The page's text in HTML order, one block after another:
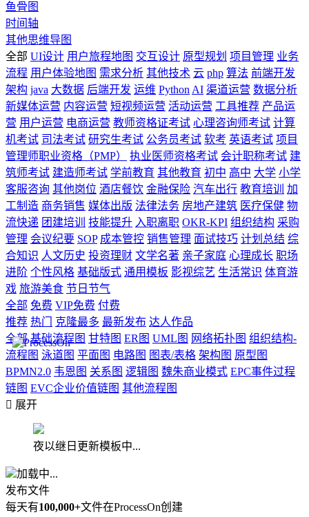
鱼骨图
时间轴
其他思维导图
全部 UI设计 用户旅程地图 交互设计 原型规划 项目管理 业务
流程 用户体验地图 需求分析 其他技术 云 php 算法 前端开发
架构 java 大数据 后端开发 运维 Python AI 渠道运营 数据分析
新媒体运营 内容运营 短视频运营 活动运营 工具推荐 产品运
营 用户运营 电商运营 教师资格证考试 心理咨询师考试 计算
机考试 司法考试 研究生考试 公务员考试 软考 英语考试 项目
管理师职业资格（PMP）
执业医师资格考试 会计职称考试 建
筑师考试 建造师考试 学前教育 其他教育 初中 高中 大学 小学
客服咨询 其他岗位 酒店餐饮 金融保险 汽车出行 教育培训
加
工制造 商务销售 媒体出版 法律法务 房地产建筑 医疗保健 物
流快递 团建培训 技能提升 入职离职 OKR-KPI 组织结构 采购
管理 会议纪要 SOP 成本管控 销售管理 面试技巧 计划总结 综
合知识 人文历史 投资理财 文学名著 亲子家庭 心理成长 职场
进阶 个性风格 基础版式 通用模板 影视综艺 生活常识 体育游
戏 旅游美食 节日节气
全部 免费 VIP免费 付费
推荐 热门 克隆最多 最新发布 达人作品
全部 基础流程图 甘特图 ER图 UML图 网络拓扑图 组织结构-
流程图 泳道图 平面图 电路图 图表/表格 架构图 原型图
BPMN2.0 韦恩图 关系图 逻辑图 魏朱商业模式 EPC事件过程
链图 EVC企业价值链图 其他流程图
 展开
夜以继日更新模板中...
加载中...
发布文件
每天有100,000+文件在ProcessOn创建